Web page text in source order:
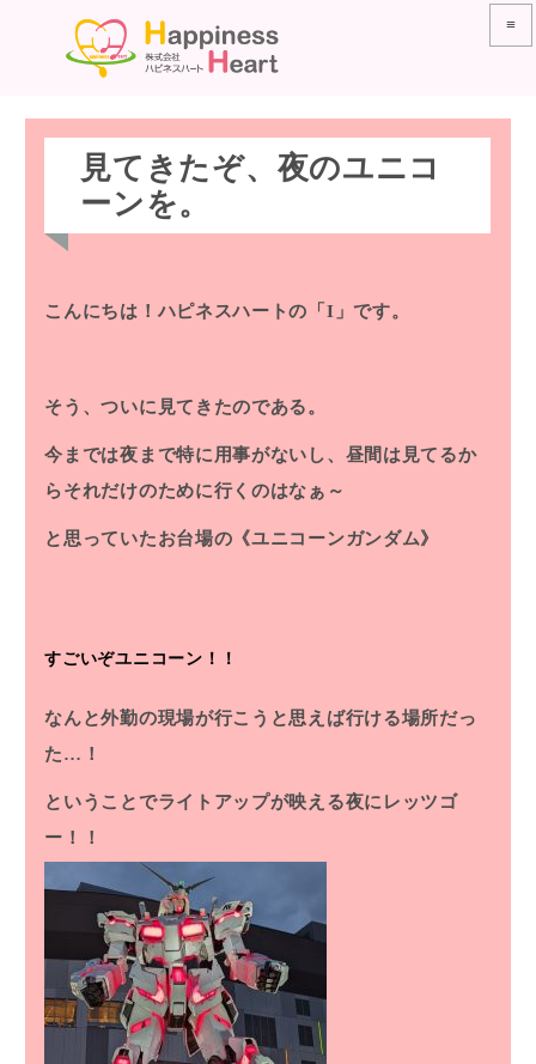
≡
見てきたぞ、夜のユニコ
ーンを。
こんにちは！ハピネスハートの「I」です。
そう、ついに見てきたのである。
今までは夜まで特に用事がないし、昼間は見てるか
らそれだけのために行くのはなぁ～
と思っていたお台場の《ユニコーンガンダム》
すごいぞユニコーン！！
なんと外勤の現場が行こうと思えば行ける場所だっ
た…！
ということでライトアップが映える夜にレッツゴ
ー！！